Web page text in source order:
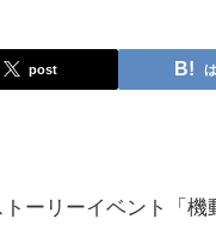
post
ーリーイベント「